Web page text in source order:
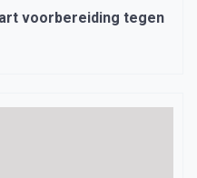
voorbereiding tegen